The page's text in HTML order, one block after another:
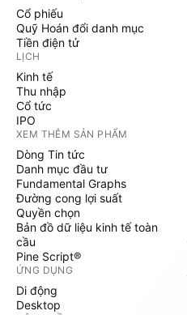
Cổ phiếu
Quỹ Hoán đổi danh mục
Tiền điện tử
LỊCH
Kinh tế
Thu nhập
Cổ tức
IPO
XEM THÊM SẢN PHẨM
Dòng Tin tức
Danh mục đầu tư
Fundamental Graphs
Đường cong lợi suất
Quyền chọn
Bản đồ dữ liệu kinh tế toàn
cầu
Pine Script®
ỨNG DỤNG
Di động
Desktop